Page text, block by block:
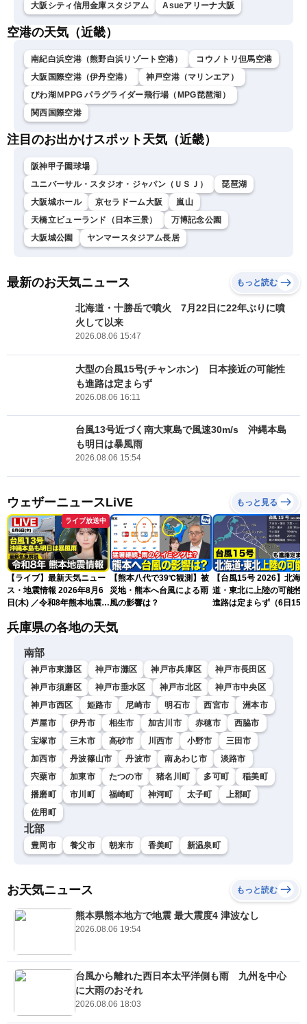
大阪シティ信用金庫スタジアム
Asueアリーナ大阪
空港の天気（近畿）
南紀白浜空港（熊野白浜リゾート空港）
コウノトリ但馬空港
大阪国際空港（伊丹空港）
神戸空港（マリンエア）
びわ湖ＭPPG パラグライダー飛行場（MPG琵琶湖）
関西国際空港
注目のお出かけスポット天気（近畿）
阪神甲子園球場
ユニバーサル・スタジオ・ジャパン（ＵＳＪ）
琵琶湖
大阪城ホール
京セラドーム大阪
嵐山
天橋立ビューランド（日本三景）
万博記念公園
大阪城公園
ヤンマースタジアム長居
最新のお天気ニュース もっと読む
北海道・十勝岳で噴火 7月22日に22年ぶりに噴
火して以来
2026.08.06 15:47
大型の台風15号(チャンホン) 日本接近の可能性
も進路は定まらず
2026.08.06 16:11
台風13号近づく南大東島で風速30m/s 沖縄本島
も明日は暴風雨
2026.08.06 15:54
ウェザーニュースLiVE もっと見る
ライブ放送中
【ライブ】最新天気ニュー
ス・地震情報 2026年8月6
日(木) ／令和8年熊本地震情
が直撃〈ウェザーニュース
田竜也〉
【熊本八代で39℃観測】被
災地・熊本へ台風による雨
風の影響は？
【台風15号 2026】北海
道・東北に上陸の可能性
進路は定まらず（6日15
兵庫県の各地の天気
南部
神戸市東灘区 神戸市灘区 神戸市兵庫区
神戸市長田区
神戸市須磨区
神戸市垂水区 神戸市北区
神戸市中央区
神戸市西区
姫路市 尼崎市 明石市 西宮市
洲本市
芦屋市
伊丹市 相生市 加古川市 赤穂市
西脇市
宝塚市
三木市 高砂市 川西市 小野市
三田市
加西市
丹波篠山市 丹波市 南あわじ市
淡路市
宍粟市
加東市 たつの市 猪名川町 多可町
稲美町
播磨町
市川町 福崎町 神河町 太子町
上郡町
佐用町
北部
豊岡市 養父市 朝来市 香美町 新温泉町
お天気ニュース もっと読む
熊本県熊本地方で地震 最大震度4 津波なし
2026.08.06 19:54
台風から離れた西日本太平洋側も雨 九州を中心
に大雨のおそれ
2026.08.06 18:03